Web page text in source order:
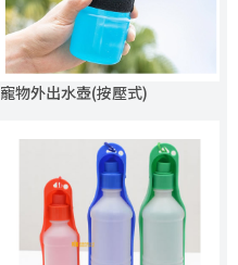
寵物外出水壺(按壓式)